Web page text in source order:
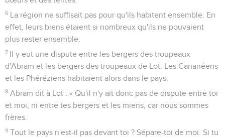
6 La région ne suffisait pas pour qu'ils habitent ensemble. En
effet, leurs biens étaient si nombreux qu'ils ne pouvaient
plus rester ensemble.
7 Il y eut une dispute entre les bergers des troupeaux
d'Abram et les bergers des troupeaux de Lot. Les Cananéens
et les Phéréziens habitaient alors dans le pays.
8 Abram dit à Lot : « Qu'il n'y ait donc pas de dispute entre toi
et moi, ni entre tes bergers et les miens, car nous sommes
frères.
9 Tout le pays n'est-il pas devant toi ? Sépare-toi de moi. Si tu